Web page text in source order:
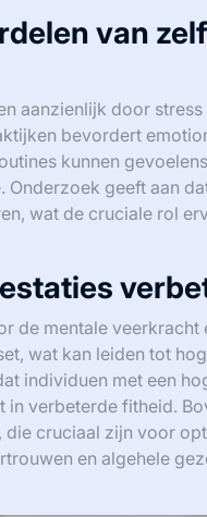
van
aanzienlijk door
bevordert
kunnen
geeft aan
wat de cruciale rol
de mentale veerkracht
wat kan leiden tot
individuen met een
in verbeterde fitheid.
cruciaal zijn voor
en algehele